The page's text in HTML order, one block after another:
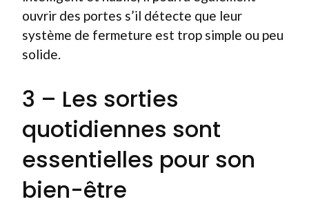
ouvrir des portes s’il détecte que leur
système de fermeture est trop simple ou peu
solide.
3 – Les sorties
quotidiennes sont
essentielles pour son
bien-être